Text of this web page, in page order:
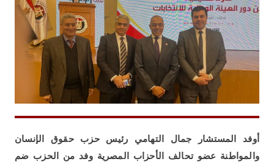
أوفد المستشار جمال التهامي رئيس حزب حقوق الإنسان
والمواطنة عضو تحالف الأحزاب المصرية وفد من الحزب ضم